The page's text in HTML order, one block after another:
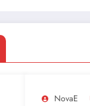
NovaE